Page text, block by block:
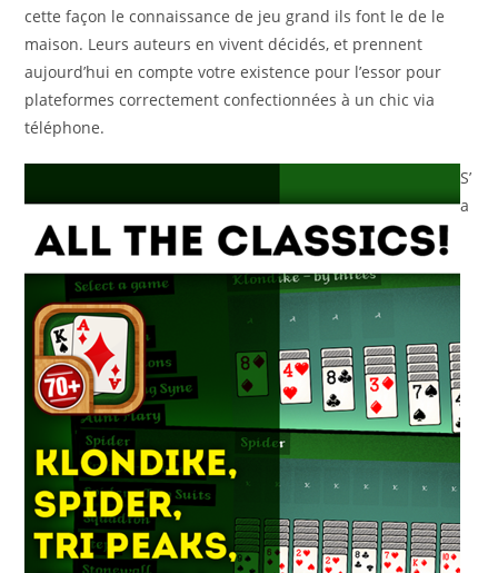
cette façon le connaissance de jeu grand ils font le de le
maison. Leurs auteurs en vivent décidés, et prennent
aujourd’hui en compte votre existence pour l’essor pour
plateformes correctement confectionnées à un chic via
téléphone.
S’
a